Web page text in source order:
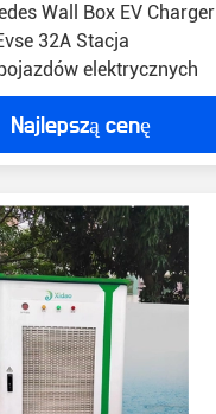
Wall Box EV Charger
32A Stacja
elektrycznych
Najlepszą cenę